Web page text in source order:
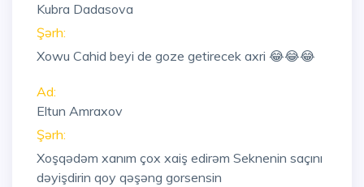
Kubra Dadasova
Şərh:
Xowu Cahid beyi de goze getirecek axri 😂😂😂
Ad:
Eltun Amraxov
Şərh:
Xoşqədəm xanım çox xaiş edirəm Seknenin saçını
dəyişdirin qoy qəşəng gorsensin